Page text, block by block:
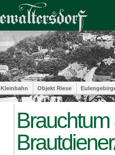
Kleinbahn Objekt Riese